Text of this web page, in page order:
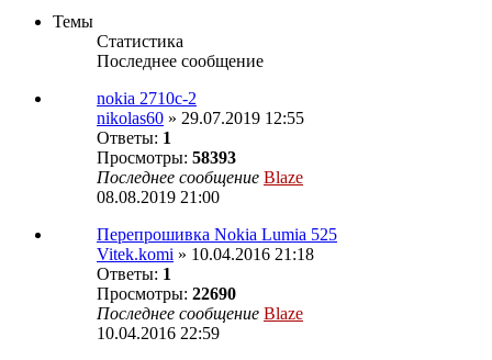
Темы
Статистика
Последнее сообщение
nokia 2710c-2
nikolas60 » 29.07.2019 12:55
Ответы: 1
Просмотры: 58393
Последнее сообщение Blaze
08.08.2019 21:00
Перепрошивка Nokia Lumia 525
Vitek.komi » 10.04.2016 21:18
Ответы: 1
Просмотры: 22690
Последнее сообщение Blaze
10.04.2016 22:59